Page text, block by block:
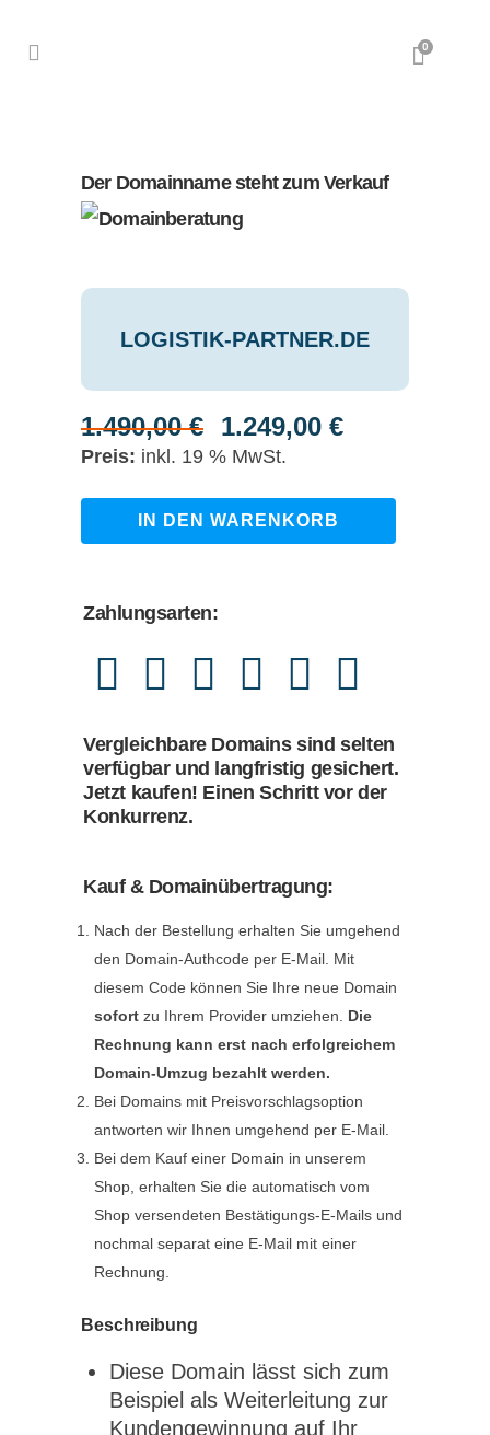
0
Der Domainname steht zum Verkauf
LOGISTIK-PARTNER.DE
1.490,00€
Ursprünglicher
Preis
1.490,00 €
1.249,00 €Aktueller
inkl. 19 % MwSt.
logistik-
quantity
IN DEN WARENKORB
Zahlungsarten:
Vergleichbare Domains sind selten
verfügbar und langfristig gesichert.
Jetzt kaufen! Einen Schritt vor der
Konkurrenz.
Kauf & Domainübertragung:
Nach der Bestellung erhalten Sie umgehend
den Domain-Authcode per E-Mail. Mit
diesem Code können Sie Ihre neue Domain
sofort zu Ihrem Provider umziehen. Die
Rechnung kann erst nach erfolgreichem
Domain-Umzug bezahlt werden.
Bei Domains mit Preisvorschlagsoption
antworten wir Ihnen umgehend per E-Mail.
Bei dem Kauf einer Domain in unserem
Shop, erhalten Sie die automatisch vom
Shop versendeten Bestätigungs-E-Mails und
nochmal separat eine E-Mail mit einer
Rechnung.
Beschreibung
Diese Domain lässt sich zum
Beispiel als Weiterleitung zur
Kundengewinnung auf Ihr